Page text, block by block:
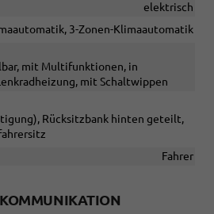
elektrisch
3-Zonen-Klimaautomatik
mit Multifunktionen, in
mit Schaltwippen
Rücksitzbank hinten geteilt,
Fahrer